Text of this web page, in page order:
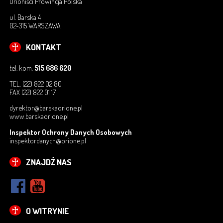
DOMY REKOLEKCYJNE
FUNDACJA ISKRA BOŻEJ OPATRZNOŚCI
FUNDACJA KSIĘDZA ORIONE CZYŃMY DOBRO
DRABINA JAKUBOWA
PROJEKT TRAMPOLINA – PROFILAKTYKA
BYĆ ORIONISTĄ
KONTAKT
KONTAKT Z MOW
OCHRONA DZIECI I MŁODZIEŻY
OCHRONA DANYCH OSOBOWYCH
ul. Barska 4
02-315 WARSZAWA
KONTAKT
tel. kom. 515 686 620
TEL. (22) 822 02 80
FAX (22) 822 01 17
dyrektor@barskaorione.pl
www.barskaorione.pl
Inspektor Ochrony Danych Osobowych
inspektordanych@orione.pl
ZNAJDŹ NAS
O WITRYNIE